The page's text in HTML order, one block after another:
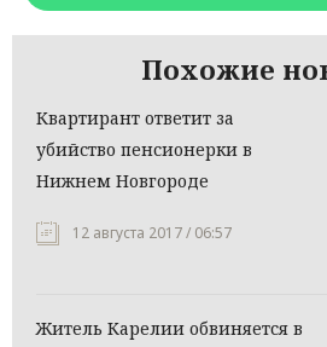
Похожие
Квартирант ответит за
убийство пенсионерки в
Нижнем Новгороде
12 августа 2017 / 06:57
Житель Карелии обвиняется в